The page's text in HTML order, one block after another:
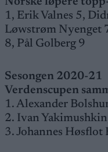
1, Erik Valnes 5,
Løwstrøm Nyenget
8, Pål Golberg 9
Sesongen 2020-21
Verdenscupen
1. Alexander
2. Ivan
3. Johannes